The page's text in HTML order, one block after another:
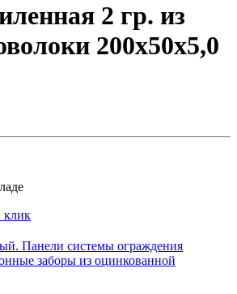
2 гр. из
200х50х5,0
клик
Панели системы ограждения
заборы из оцинкованной